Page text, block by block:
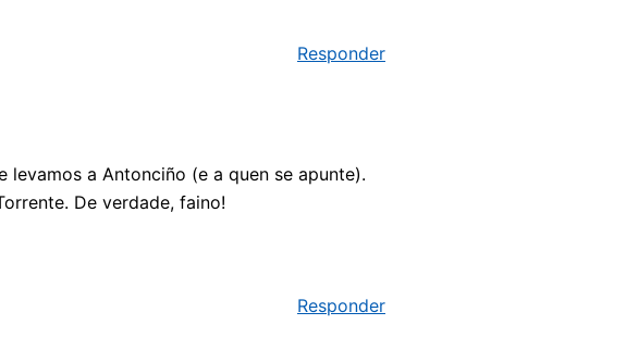
Responder
a Antonciño (e a quen se apunte).
De verdade, faino!
Responder